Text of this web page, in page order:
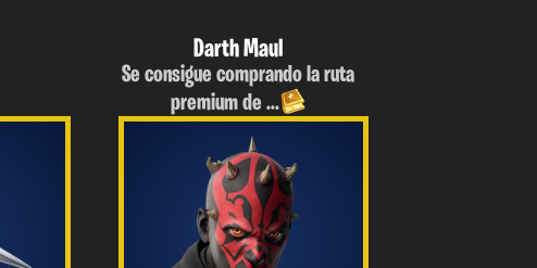
Darth Maul
Se consigue comprando la ruta
premium de ...